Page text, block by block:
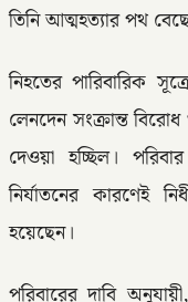
তিনি আত্মহত্যার পথ
নিহতের পারিবারিক
লেনদেন সংক্রান্ত
দেওয়া হচ্ছিল।
নির্যাতনের কারণেই
হয়েছেন।
পরিবারের দাবি